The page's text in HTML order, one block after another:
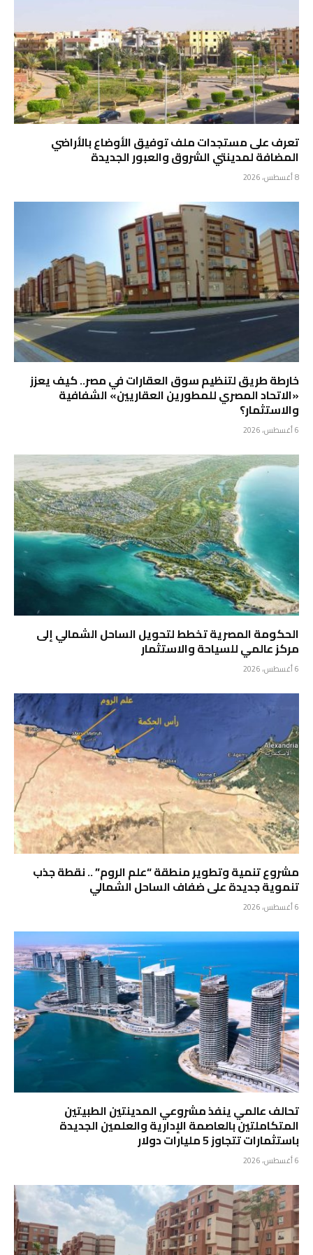
تعرف على مستجدات ملف توفيق الأوضاع بالأراضي
المضافة لمدينتي الشروق والعبور الجديدة
8 أغسطس، 2026
خارطة طريق لتنظيم سوق العقارات في مصر.. كيف يعزز
«الاتحاد المصري للمطورين العقاريين» الشفافية
والاستثمار؟
6 أغسطس، 2026
الحكومة المصرية تخطط لتحويل الساحل الشمالي إلى
مركز عالمي للسياحة والاستثمار
6 أغسطس، 2026
مشروع تنمية وتطوير منطقة “علم الروم” .. نقطة جذب
تنموية جديدة على ضفاف الساحل الشمالي
6 أغسطس، 2026
تحالف عالمي ينفذ مشروعي المدينتين الطبيتين
المتكاملتين بالعاصمة الإدارية والعلمين الجديدة
باستثمارات تتجاوز 5 مليارات دولار
6 أغسطس، 2026